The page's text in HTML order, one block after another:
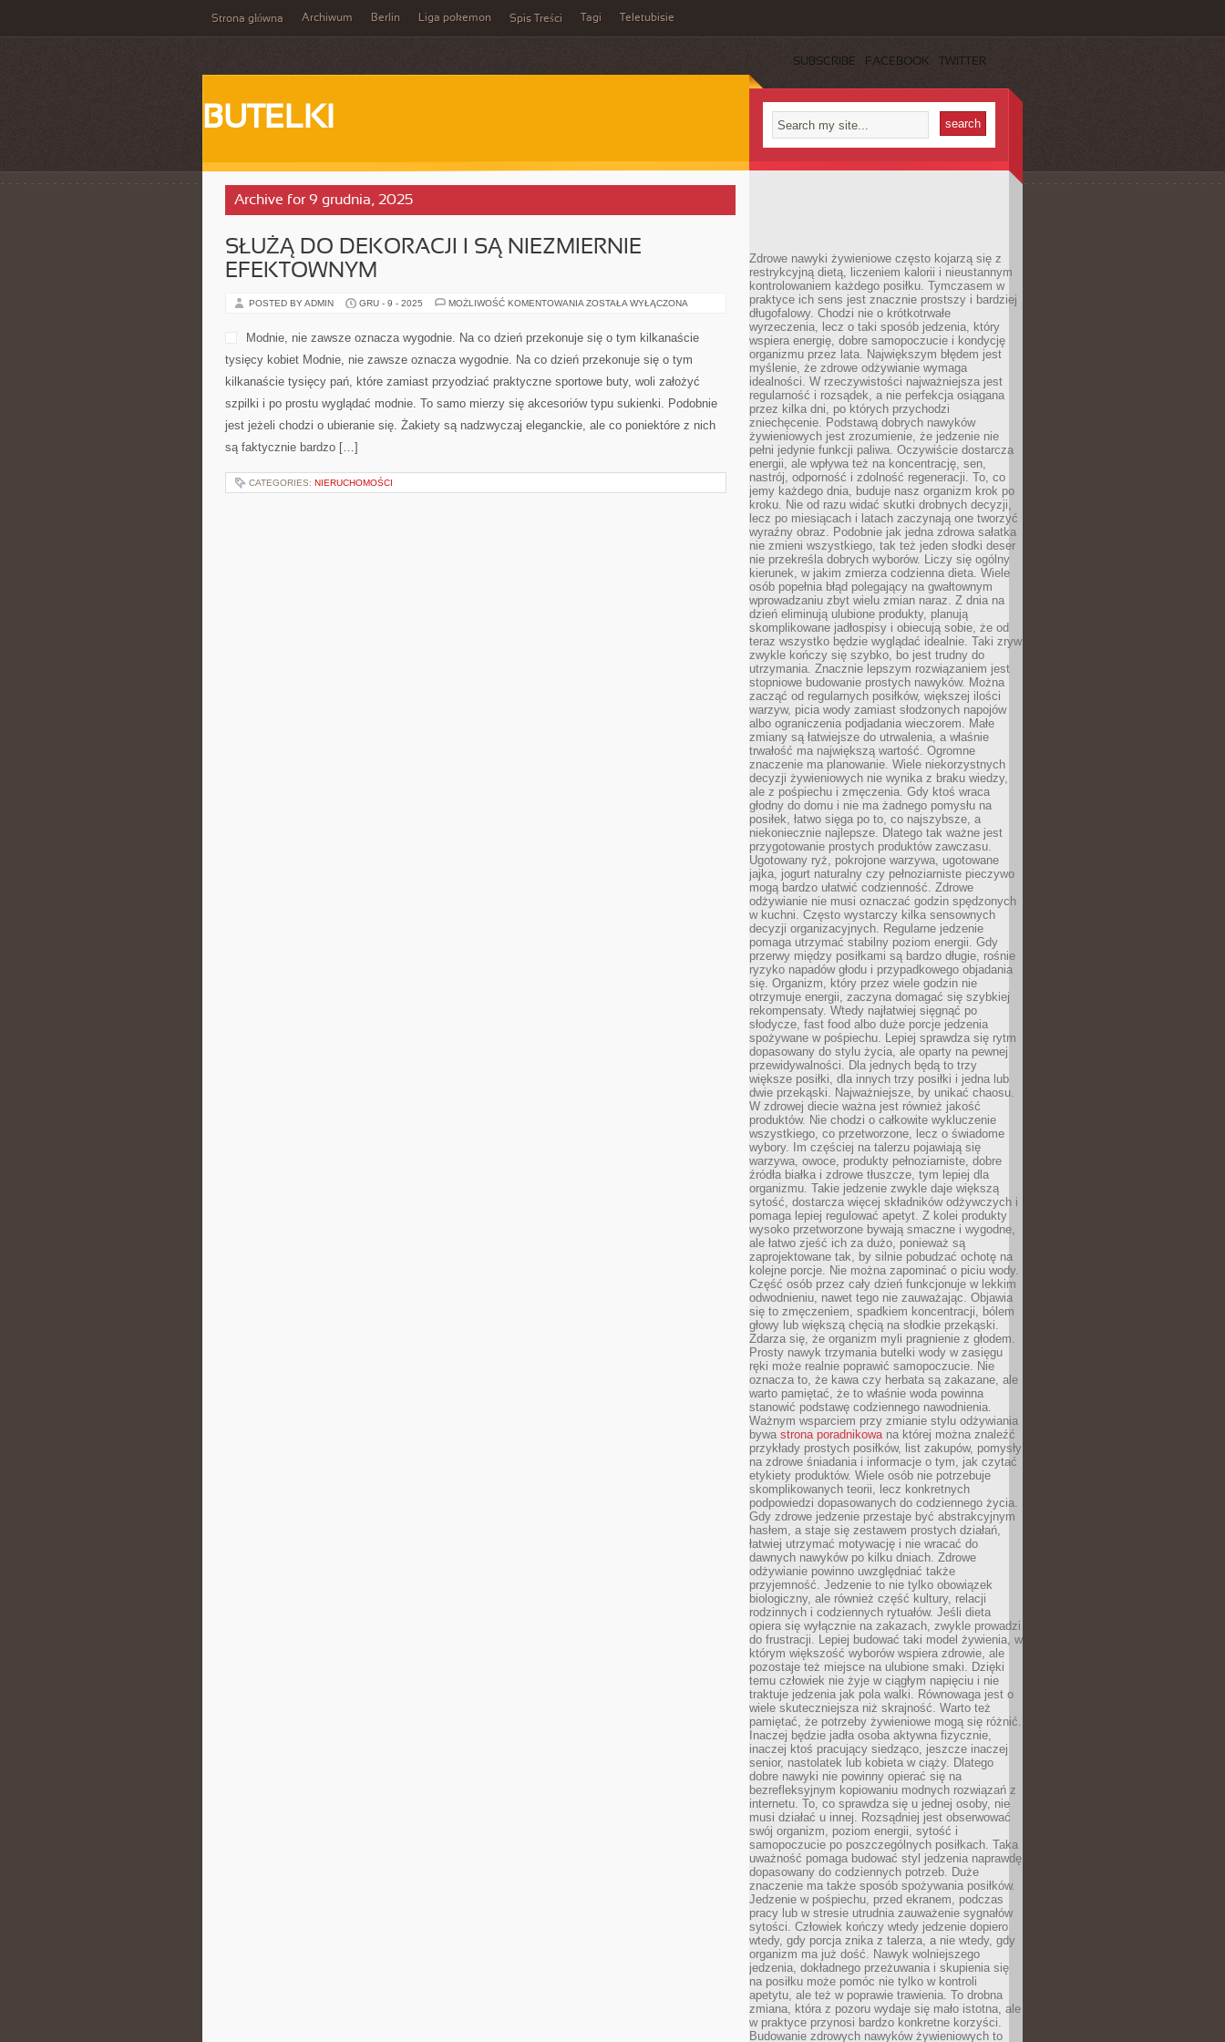
Strona główna Archiwum Berlin Liga pokemon Spis Treści Tagi Teletubisie
SUBSCRIBE FACEBOOK TWITTER
BUTELKI
Archive for 9 grudnia, 2025
SŁUŻĄ DO DEKORACJI I SĄ NIEZMIERNIE
EFEKTOWNYM
POSTED BY ADMIN GRU - 9 - 2025 MOŻLIWOŚĆ KOMENTOWANIA SŁUŻĄ
SĄ
EFEKTOWNYM
ZOSTAŁA WYŁĄCZONA
Modnie, nie zawsze oznacza wygodnie. Na co dzień przekonuje się o tym kilkanaście
tysięcy kobiet Modnie, nie zawsze oznacza wygodnie. Na co dzień przekonuje się o tym
kilkanaście tysięcy pań, które zamiast przyodziać praktyczne sportowe buty, woli założyć
szpilki i po prostu wyglądać modnie. To samo mierzy się akcesoriów typu sukienki. Podobnie
jest jeżeli chodzi o ubieranie się. Żakiety są nadzwyczaj eleganckie, ale co poniektóre z nich
są faktycznie bardzo […]
CATEGORIES: NIERUCHOMOŚCI
Zdrowe nawyki żywieniowe często kojarzą się z
restrykcyjną dietą, liczeniem kalorii i nieustannym
kontrolowaniem każdego posiłku. Tymczasem w
praktyce ich sens jest znacznie prostszy i bardziej
długofalowy. Chodzi nie o krótkotrwałe
wyrzeczenia, lecz o taki sposób jedzenia, który
wspiera energię, dobre samopoczucie i kondycję
organizmu przez lata. Największym błędem jest
myślenie, że zdrowe odżywianie wymaga
idealności. W rzeczywistości najważniejsza jest
regularność i rozsądek, a nie perfekcja osiągana
przez kilka dni, po których przychodzi
zniechęcenie. Podstawą dobrych nawyków
żywieniowych jest zrozumienie, że jedzenie nie
pełni jedynie funkcji paliwa. Oczywiście dostarcza
energii, ale wpływa też na koncentrację, sen,
nastrój, odporność i zdolność regeneracji. To, co
jemy każdego dnia, buduje nasz organizm krok po
kroku. Nie od razu widać skutki drobnych decyzji,
lecz po miesiącach i latach zaczynają one tworzyć
wyraźny obraz. Podobnie jak jedna zdrowa sałatka
nie zmieni wszystkiego, tak też jeden słodki deser
nie przekreśla dobrych wyborów. Liczy się ogólny
kierunek, w jakim zmierza codzienna dieta. Wiele
osób popełnia błąd polegający na gwałtownym
wprowadzaniu zbyt wielu zmian naraz. Z dnia na
dzień eliminują ulubione produkty, planują
skomplikowane jadłospisy i obiecują sobie, że od
teraz wszystko będzie wyglądać idealnie. Taki zryw
zwykle kończy się szybko, bo jest trudny do
utrzymania. Znacznie lepszym rozwiązaniem jest
stopniowe budowanie prostych nawyków. Można
zacząć od regularnych posiłków, większej ilości
warzyw, picia wody zamiast słodzonych napojów
albo ograniczenia podjadania wieczorem. Małe
zmiany są łatwiejsze do utrwalenia, a właśnie
trwałość ma największą wartość. Ogromne
znaczenie ma planowanie. Wiele niekorzystnych
decyzji żywieniowych nie wynika z braku wiedzy,
ale z pośpiechu i zmęczenia. Gdy ktoś wraca
głodny do domu i nie ma żadnego pomysłu na
posiłek, łatwo sięga po to, co najszybsze, a
niekoniecznie najlepsze. Dlatego tak ważne jest
przygotowanie prostych produktów zawczasu.
Ugotowany ryż, pokrojone warzywa, ugotowane
jajka, jogurt naturalny czy pełnoziarniste pieczywo
mogą bardzo ułatwić codzienność. Zdrowe
odżywianie nie musi oznaczać godzin spędzonych
w kuchni. Często wystarczy kilka sensownych
decyzji organizacyjnych. Regularne jedzenie
pomaga utrzymać stabilny poziom energii. Gdy
przerwy między posiłkami są bardzo długie, rośnie
ryzyko napadów głodu i przypadkowego objadania
się. Organizm, który przez wiele godzin nie
otrzymuje energii, zaczyna domagać się szybkiej
rekompensaty. Wtedy najłatwiej sięgnąć po
słodycze, fast food albo duże porcje jedzenia
spożywane w pośpiechu. Lepiej sprawdza się rytm
dopasowany do stylu życia, ale oparty na pewnej
przewidywalności. Dla jednych będą to trzy
większe posiłki, dla innych trzy posiłki i jedna lub
dwie przekąski. Najważniejsze, by unikać chaosu.
W zdrowej diecie ważna jest również jakość
produktów. Nie chodzi o całkowite wykluczenie
wszystkiego, co przetworzone, lecz o świadome
wybory. Im częściej na talerzu pojawiają się
warzywa, owoce, produkty pełnoziarniste, dobre
źródła białka i zdrowe tłuszcze, tym lepiej dla
organizmu. Takie jedzenie zwykle daje większą
sytość, dostarcza więcej składników odżywczych i
pomaga lepiej regulować apetyt. Z kolei produkty
wysoko przetworzone bywają smaczne i wygodne,
ale łatwo zjeść ich za dużo, ponieważ są
zaprojektowane tak, by silnie pobudzać ochotę na
kolejne porcje. Nie można zapominać o piciu wody.
Część osób przez cały dzień funkcjonuje w lekkim
odwodnieniu, nawet tego nie zauważając. Objawia
się to zmęczeniem, spadkiem koncentracji, bólem
głowy lub większą chęcią na słodkie przekąski.
Zdarza się, że organizm myli pragnienie z głodem.
Prosty nawyk trzymania butelki wody w zasięgu
ręki może realnie poprawić samopoczucie. Nie
oznacza to, że kawa czy herbata są zakazane, ale
warto pamiętać, że to właśnie woda powinna
stanowić podstawę codziennego nawodnienia.
Ważnym wsparciem przy zmianie stylu odżywiania
bywa strona poradnikowana której można znaleźć
przykłady prostych posiłków, list zakupów, pomysły
na zdrowe śniadania i informacje o tym, jak czytać
etykiety produktów. Wiele osób nie potrzebuje
skomplikowanych teorii, lecz konkretnych
podpowiedzi dopasowanych do codziennego życia.
Gdy zdrowe jedzenie przestaje być abstrakcyjnym
hasłem, a staje się zestawem prostych działań,
łatwiej utrzymać motywację i nie wracać do
dawnych nawyków po kilku dniach. Zdrowe
odżywianie powinno uwzględniać także
przyjemność. Jedzenie to nie tylko obowiązek
biologiczny, ale również część kultury, relacji
rodzinnych i codziennych rytuałów. Jeśli dieta
opiera się wyłącznie na zakazach, zwykle prowadzi
do frustracji. Lepiej budować taki model żywienia, w
którym większość wyborów wspiera zdrowie, ale
pozostaje też miejsce na ulubione smaki. Dzięki
temu człowiek nie żyje w ciągłym napięciu i nie
traktuje jedzenia jak pola walki. Równowaga jest o
wiele skuteczniejsza niż skrajność. Warto też
pamiętać, że potrzeby żywieniowe mogą się różnić.
Inaczej będzie jadła osoba aktywna fizycznie,
inaczej ktoś pracujący siedząco, jeszcze inaczej
senior, nastolatek lub kobieta w ciąży. Dlatego
dobre nawyki nie powinny opierać się na
bezrefleksyjnym kopiowaniu modnych rozwiązań z
internetu. To, co sprawdza się u jednej osoby, nie
musi działać u innej. Rozsądniej jest obserwować
swój organizm, poziom energii, sytość i
samopoczucie po poszczególnych posiłkach. Taka
uważność pomaga budować styl jedzenia naprawdę
dopasowany do codziennych potrzeb. Duże
znaczenie ma także sposób spożywania posiłków.
Jedzenie w pośpiechu, przed ekranem, podczas
pracy lub w stresie utrudnia zauważenie sygnałów
sytości. Człowiek kończy wtedy jedzenie dopiero
wtedy, gdy porcja znika z talerza, a nie wtedy, gdy
organizm ma już dość. Nawyk wolniejszego
jedzenia, dokładnego przeżuwania i skupienia się
na posiłku może pomóc nie tylko w kontroli
apetytu, ale też w poprawie trawienia. To drobna
zmiana, która z pozoru wydaje się mało istotna, ale
w praktyce przynosi bardzo konkretne korzyści.
Budowanie zdrowych nawyków żywieniowych to